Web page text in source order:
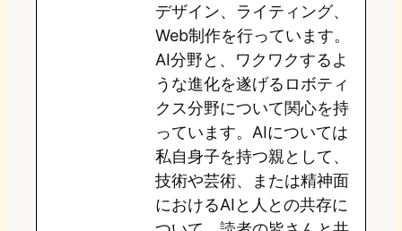
d
o
n
y
o
o
k
a
デザイン、ライティング、
Web制作を行っています。
AI分野と、ワクワクするよ
うな進化を遂げるロボティ
クス分野について関心を持
っています。AIについては
私自身子を持つ親として、
技術や芸術、または精神面
におけるAIと人との共存に